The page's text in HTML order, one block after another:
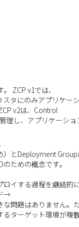
ZCP v1では、
タにのみアプリケー
v2は、Control
し、アプリケーショ
とDeployment Group
ための概念です。
イする過程を継続的
→
問題はありません。た
ターゲット環境が複